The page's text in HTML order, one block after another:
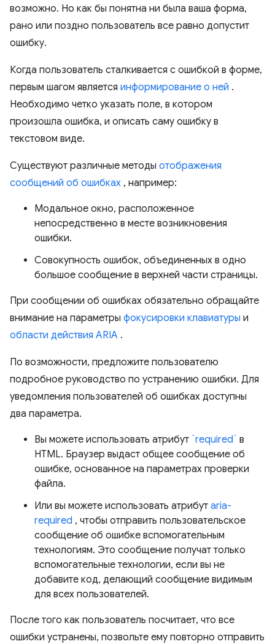
возможно. Но как бы понятна ни была ваша форма,
рано или поздно пользователь все равно допустит
ошибку.
Когда пользователь сталкивается с ошибкой в ​​форме,
первым шагом является информирование о ней .
Необходимо четко указать поле, в котором
произошла ошибка, и описать саму ошибку в
текстовом виде.
Существуют различные методы отображения
сообщений об ошибках , например:
Модальное окно, расположенное
непосредственно в месте возникновения
ошибки.
Совокупность ошибок, объединенных в одно
большое сообщение в верхней части страницы.
При сообщении об ошибках обязательно обращайте
внимание на параметры фокусировки клавиатуры и
области действия ARIA .
По возможности, предложите пользователю
подробное руководство по устранению ошибки. Для
уведомления пользователей об ошибках доступны
два параметра.
Вы можете использовать атрибут `required` в
HTML. Браузер выдаст общее сообщение об
ошибке, основанное на параметрах проверки
файла.
Или вы можете использовать атрибут aria-
required , чтобы отправить пользовательское
сообщение об ошибке вспомогательным
технологиям. Это сообщение получат только
вспомогательные технологии, если вы не
добавите код, делающий сообщение видимым
для всех пользователей.
После того как пользователь посчитает, что все
ошибки устранены, позвольте ему повторно отправить